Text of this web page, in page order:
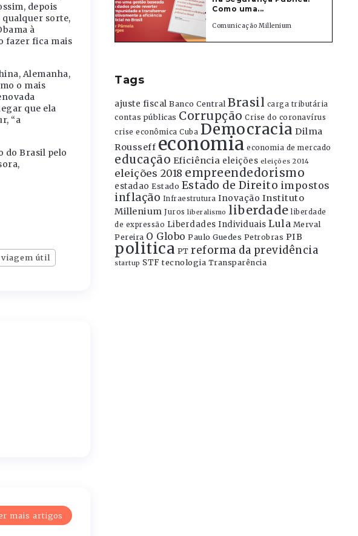
depois
qualquer sorte,
à
fazer fica mais
Alemanha,
o mais
que ela
“a
do Brasil pelo
viagem útil
mais artigos
Como uma...
Comunicação Millenium
Tags
ajuste fiscal Banco Central Brasil carga tributária
contas públicas Corrupção Crise do coronavírus
crise econômica Cuba Democracia Dilma
Rousseff economia economia de mercado
educação Eficiência eleições eleições 2014
eleições 2018 empreendedorismo
estadao Estado Estado de Direito impostos
inflação Infraestrutura Inovação Instituto
Millenium Juros liberalismo liberdade liberdade
de expressão Liberdades Individuais Lula Merval
Pereira O Globo Paulo Guedes Petrobras PIB
politica PT reforma da previdência
startup STF tecnologia Transparência